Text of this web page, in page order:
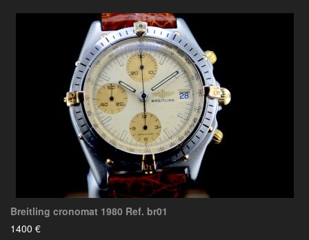
Breitling cronomat 1980 Ref. br01
1400 €